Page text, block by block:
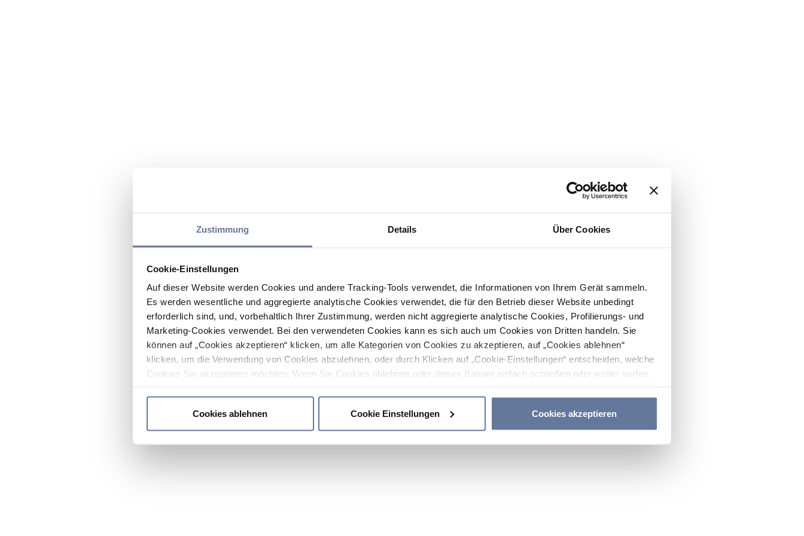
Zustimmung Details Über Cookies
Cookie-Einstellungen
Auf dieser Website werden Cookies und andere Tracking-Tools verwendet, die Informationen von Ihrem Gerät sammeln.
Es werden wesentliche und aggregierte analytische Cookies verwendet, die für den Betrieb dieser Website unbedingt
erforderlich sind, und, vorbehaltlich Ihrer Zustimmung, werden nicht aggregierte analytische Cookies, Profilierungs- und
Marketing-Cookies verwendet. Bei den verwendeten Cookies kann es sich auch um Cookies von Dritten handeln. Sie
können auf „Cookies akzeptieren“ klicken, um alle Kategorien von Cookies zu akzeptieren, auf „Cookies ablehnen“
klicken, um die Verwendung von Cookies abzulehnen, oder durch Klicken auf „Cookie-Einstellungen“ entscheiden, welche
Cookies Sie akzeptieren möchten. Wenn Sie Cookies ablehnen oder dieses Banner einfach schließen oder weiter surfen,
Cookies ablehnen
Cookie Einstellungen Cookies akzeptieren